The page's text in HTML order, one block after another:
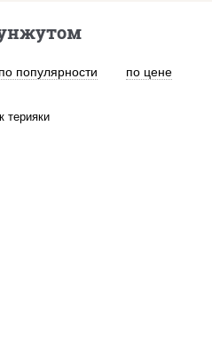
по популярности по цене
(майонез соус